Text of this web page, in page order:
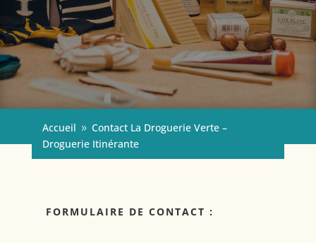
Accueil 9 Contact La Droguerie Verte –
Droguerie Itinérante
FORMULAIRE DE CONTACT :